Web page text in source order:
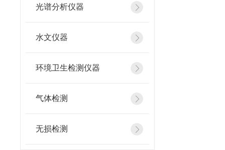
光谱分析仪器
水文仪器
环境卫生检测仪器
气体检测
无损检测